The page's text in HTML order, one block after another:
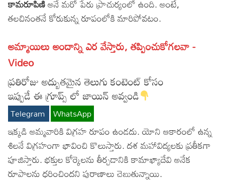
Christianity
Hindi
Lyrics in Hindi – Devotional Songs
Lyrics in Hindi – Movie Songs
Lyrics in Tamil – Devotional Songs
Lyrics in Tamil – Movie Songs
Kannada
Lyrics in Kannada – Movie Songs
కామరూపిణిఅనే మరో పేరు ప్రాచుర్యంలో ఉంది. అంటే,
తలచినంతనే కోరుకున్న రూపంలోకి మారిపోవటం.
అమ్మాయిలు అందాన్ని ఎర వేస్తారు, తప్పించుకోగలవా -
Video
ప్రతిరోజు అద్బుతమైన తెలుగు కంటెంట్ కోసం
ఇప్పుడే ఈ గ్రూప్స్ లో జాయిన్ అవ్వండి
Telegram WhatsApp
ఇక్కడి అమ్మవారికి విగ్రహ రూపం ఉండదు. యోని ఆకారంలో ఉన్న
శిలనే విగ్రహంగా భావించి కొలుస్తారు. దశ మహావిద్యలకు ప్రతీకగా
పూజిస్తారు. భక్తుల కోర్కెలను తీర్చడానికి కామాఖ్యాదేవి అనేక
రూపాలను ధరించిందని పురాణాలు చెబుతున్నాయి.